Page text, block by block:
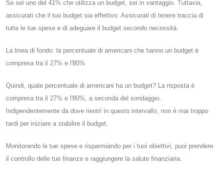
Se sei uno del 41% che utilizza un budget, sei in vantaggio. Tuttavia,
assicurati che il tuo budget sia effettivo. Assicurati di tenere traccia di
tutte le tue spese e di adeguare il budget secondo necessità.
La linea di fondo: la percentuale di americani che hanno un budget è
compresa tra il 27% e l'80%
Quindi, quale percentuale di americani ha un budget? La risposta è
compresa tra il 27% e l'80%, a seconda del sondaggio.
Indipendentemente da dove rientri in questo intervallo, non è mai troppo
tardi per iniziare a stabilire il budget.
Monitorando le tue spese e risparmiando per i tuoi obiettivi, puoi prendere
il controllo delle tue finanze e raggiungere la salute finanziaria.